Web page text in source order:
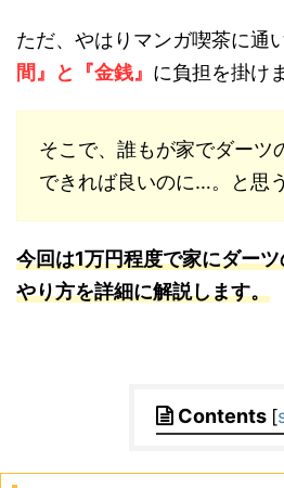
ただ、やはりマンガ喫茶に通
間』と『金銭』 に負担を掛け
そこで、誰もが家でダーツ
できれば良いのに…。と思
今回は1万円程度で家にダー
やり方を詳細に解説します。
Contents [